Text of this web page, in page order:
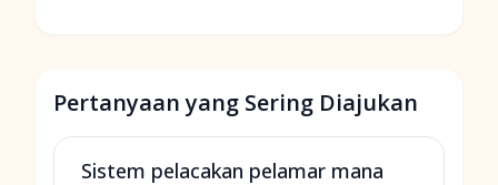
Pertanyaan yang Sering Diajukan
Sistem pelacakan pelamar mana